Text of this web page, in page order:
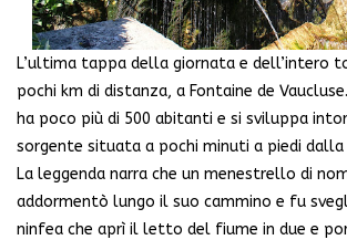
L’ultima tappa della giornata e dell’intero
pochi km di distanza, a Fontaine de
ha poco più di 500 abitanti e si sviluppa
sorgente situata a pochi minuti a piedi
La leggenda narra che un menestrello di
addormentò lungo il suo cammino e fu
ninfea che aprì il letto del fiume in due e